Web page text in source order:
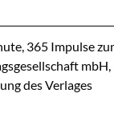
365 Impulse
des Verlages